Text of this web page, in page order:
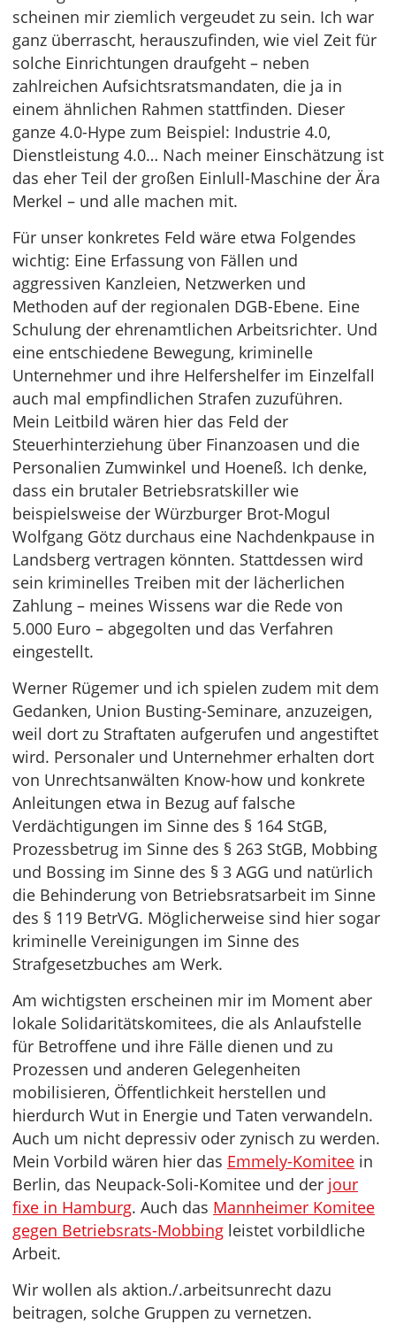
scheinen mir ziemlich vergeudet zu sein. Ich war
ganz überrascht, herauszufinden, wie viel Zeit für
solche Einrichtungen draufgeht – neben
zahlreichen Aufsichtsratsmandaten, die ja in
einem ähnlichen Rahmen stattfinden. Dieser
ganze 4.0-Hype zum Beispiel: Industrie 4.0,
Dienstleistung 4.0… Nach meiner Einschätzung ist
das eher Teil der großen Einlull-Maschine der Ära
Merkel – und alle machen mit.
Für unser konkretes Feld wäre etwa Folgendes
wichtig: Eine Erfassung von Fällen und
aggressiven Kanzleien, Netzwerken und
Methoden auf der regionalen DGB-Ebene. Eine
Schulung der ehrenamtlichen Arbeitsrichter. Und
eine entschiedene Bewegung, kriminelle
Unternehmer und ihre Helfershelfer im Einzelfall
auch mal empfindlichen Strafen zuzuführen.
Mein Leitbild wären hier das Feld der
Steuerhinterziehung über Finanzoasen und die
Personalien Zumwinkel und Hoeneß. Ich denke,
dass ein brutaler Betriebsratskiller wie
beispielsweise der Würzburger Brot-Mogul
Wolfgang Götz durchaus eine Nachdenkpause in
Landsberg vertragen könnten. Stattdessen wird
sein kriminelles Treiben mit der lächerlichen
Zahlung – meines Wissens war die Rede von
5.000 Euro – abgegolten und das Verfahren
eingestellt.
Werner Rügemer und ich spielen zudem mit dem
Gedanken, Union Busting-Seminare, anzuzeigen,
weil dort zu Straftaten aufgerufen und angestiftet
wird. Personaler und Unternehmer erhalten dort
von Unrechtsanwälten Know-how und konkrete
Anleitungen etwa in Bezug auf falsche
Verdächtigungen im Sinne des § 164 StGB,
Prozessbetrug im Sinne des § 263 StGB, Mobbing
und Bossing im Sinne des § 3 AGG und natürlich
die Behinderung von Betriebsratsarbeit im Sinne
des § 119 BetrVG. Möglicherweise sind hier sogar
kriminelle Vereinigungen im Sinne des
Strafgesetzbuches am Werk.
Am wichtigsten erscheinen mir im Moment aber
lokale Solidaritätskomitees, die als Anlaufstelle
für Betroffene und ihre Fälle dienen und zu
Prozessen und anderen Gelegenheiten
mobilisieren, Öffentlichkeit herstellen und
hierdurch Wut in Energie und Taten verwandeln.
Auch um nicht depressiv oder zynisch zu werden.
Mein Vorbild wären hier das Emmely-Komitee in
Berlin, das Neupack-Soli-Komitee und der jour
fixe in Hamburg. Auch das Mannheimer Komitee
gegen Betriebsrats-Mobbing leistet vorbildliche
Arbeit.
Wir wollen als aktion./.arbeitsunrecht dazu
beitragen, solche Gruppen zu vernetzen.